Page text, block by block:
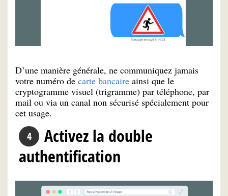
D’une manière générale, ne communiquez jamais
votre numéro de carte bancaire ainsi que le
cryptogramme visuel (trigramme) par téléphone, par
mail ou via un canal non sécurisé spécialement pour
cet usage.
Activez la double
authentification